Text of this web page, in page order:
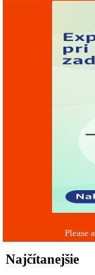
Najčítanejšie